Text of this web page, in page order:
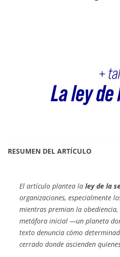
RESUMEN DEL ARTÍCULO
El artículo plantea la ley de la
organizaciones, especialmente
mientras premian la
metáfora inicial —un planeta
texto denuncia cómo
cerrado donde ascienden